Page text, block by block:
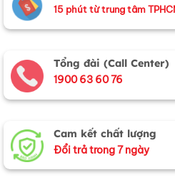
15 phút từ trung tâm
Tổng đài (Call Center)
1900 63 60 76
Cam kết chất lượng
Đổi trả trong 7 ngày